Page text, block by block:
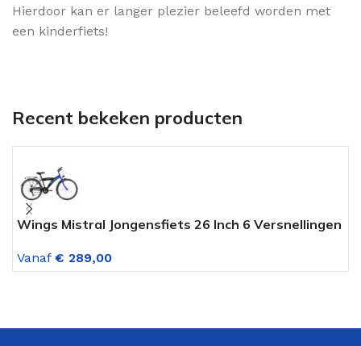
Hierdoor kan er langer plezier beleefd worden met
een kinderfiets!
Recent bekeken producten
Wings Mistral Jongensfiets 26 Inch 6 Versnellingen
Vanaf € 289,00